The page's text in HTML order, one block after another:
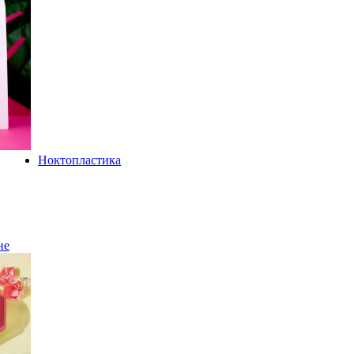
Ноктопластика